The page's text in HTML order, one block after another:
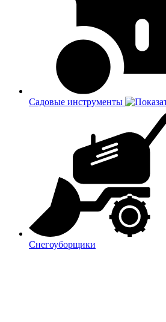
Садовые инструменты
Снегоуборщики